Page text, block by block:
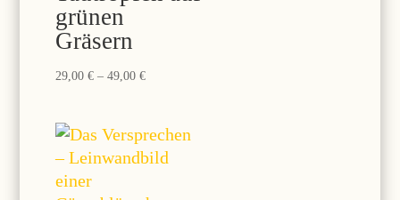
grünen
Gräsern
29,00€ –49,00€Preisspanne:
49,00 €